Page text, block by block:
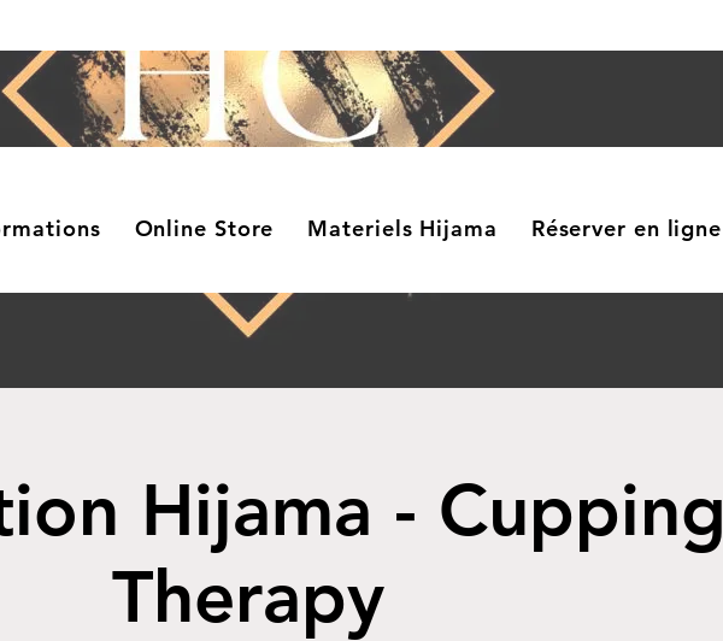
Online Store Materiels Hijama Réserver en ligne
Hijama - Cupping
Therapy